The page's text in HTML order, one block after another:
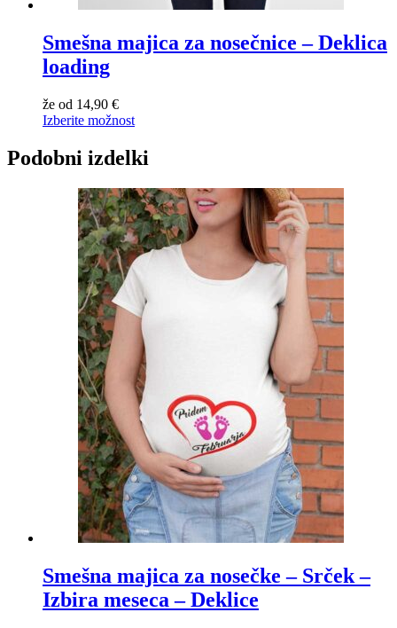
Smešna majica za nosečnice – Deklica
loading
že od 14,90 €
Izberite možnost
Podobni izdelki
Smešna majica za nosečke – Srček –
Izbira meseca – Deklice